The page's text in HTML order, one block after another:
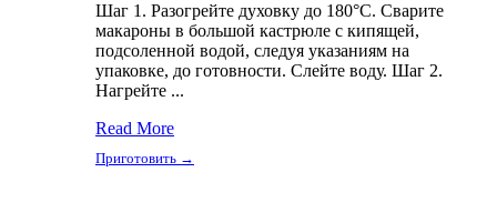
Шаг 1. Разогрейте духовку до 180°C. Сварите
макароны в большой кастрюле с кипящей,
подсоленной водой, следуя указаниям на
упаковке, до готовности. Слейте воду. Шаг 2.
Нагрейте ...
Read More
Приготовить →